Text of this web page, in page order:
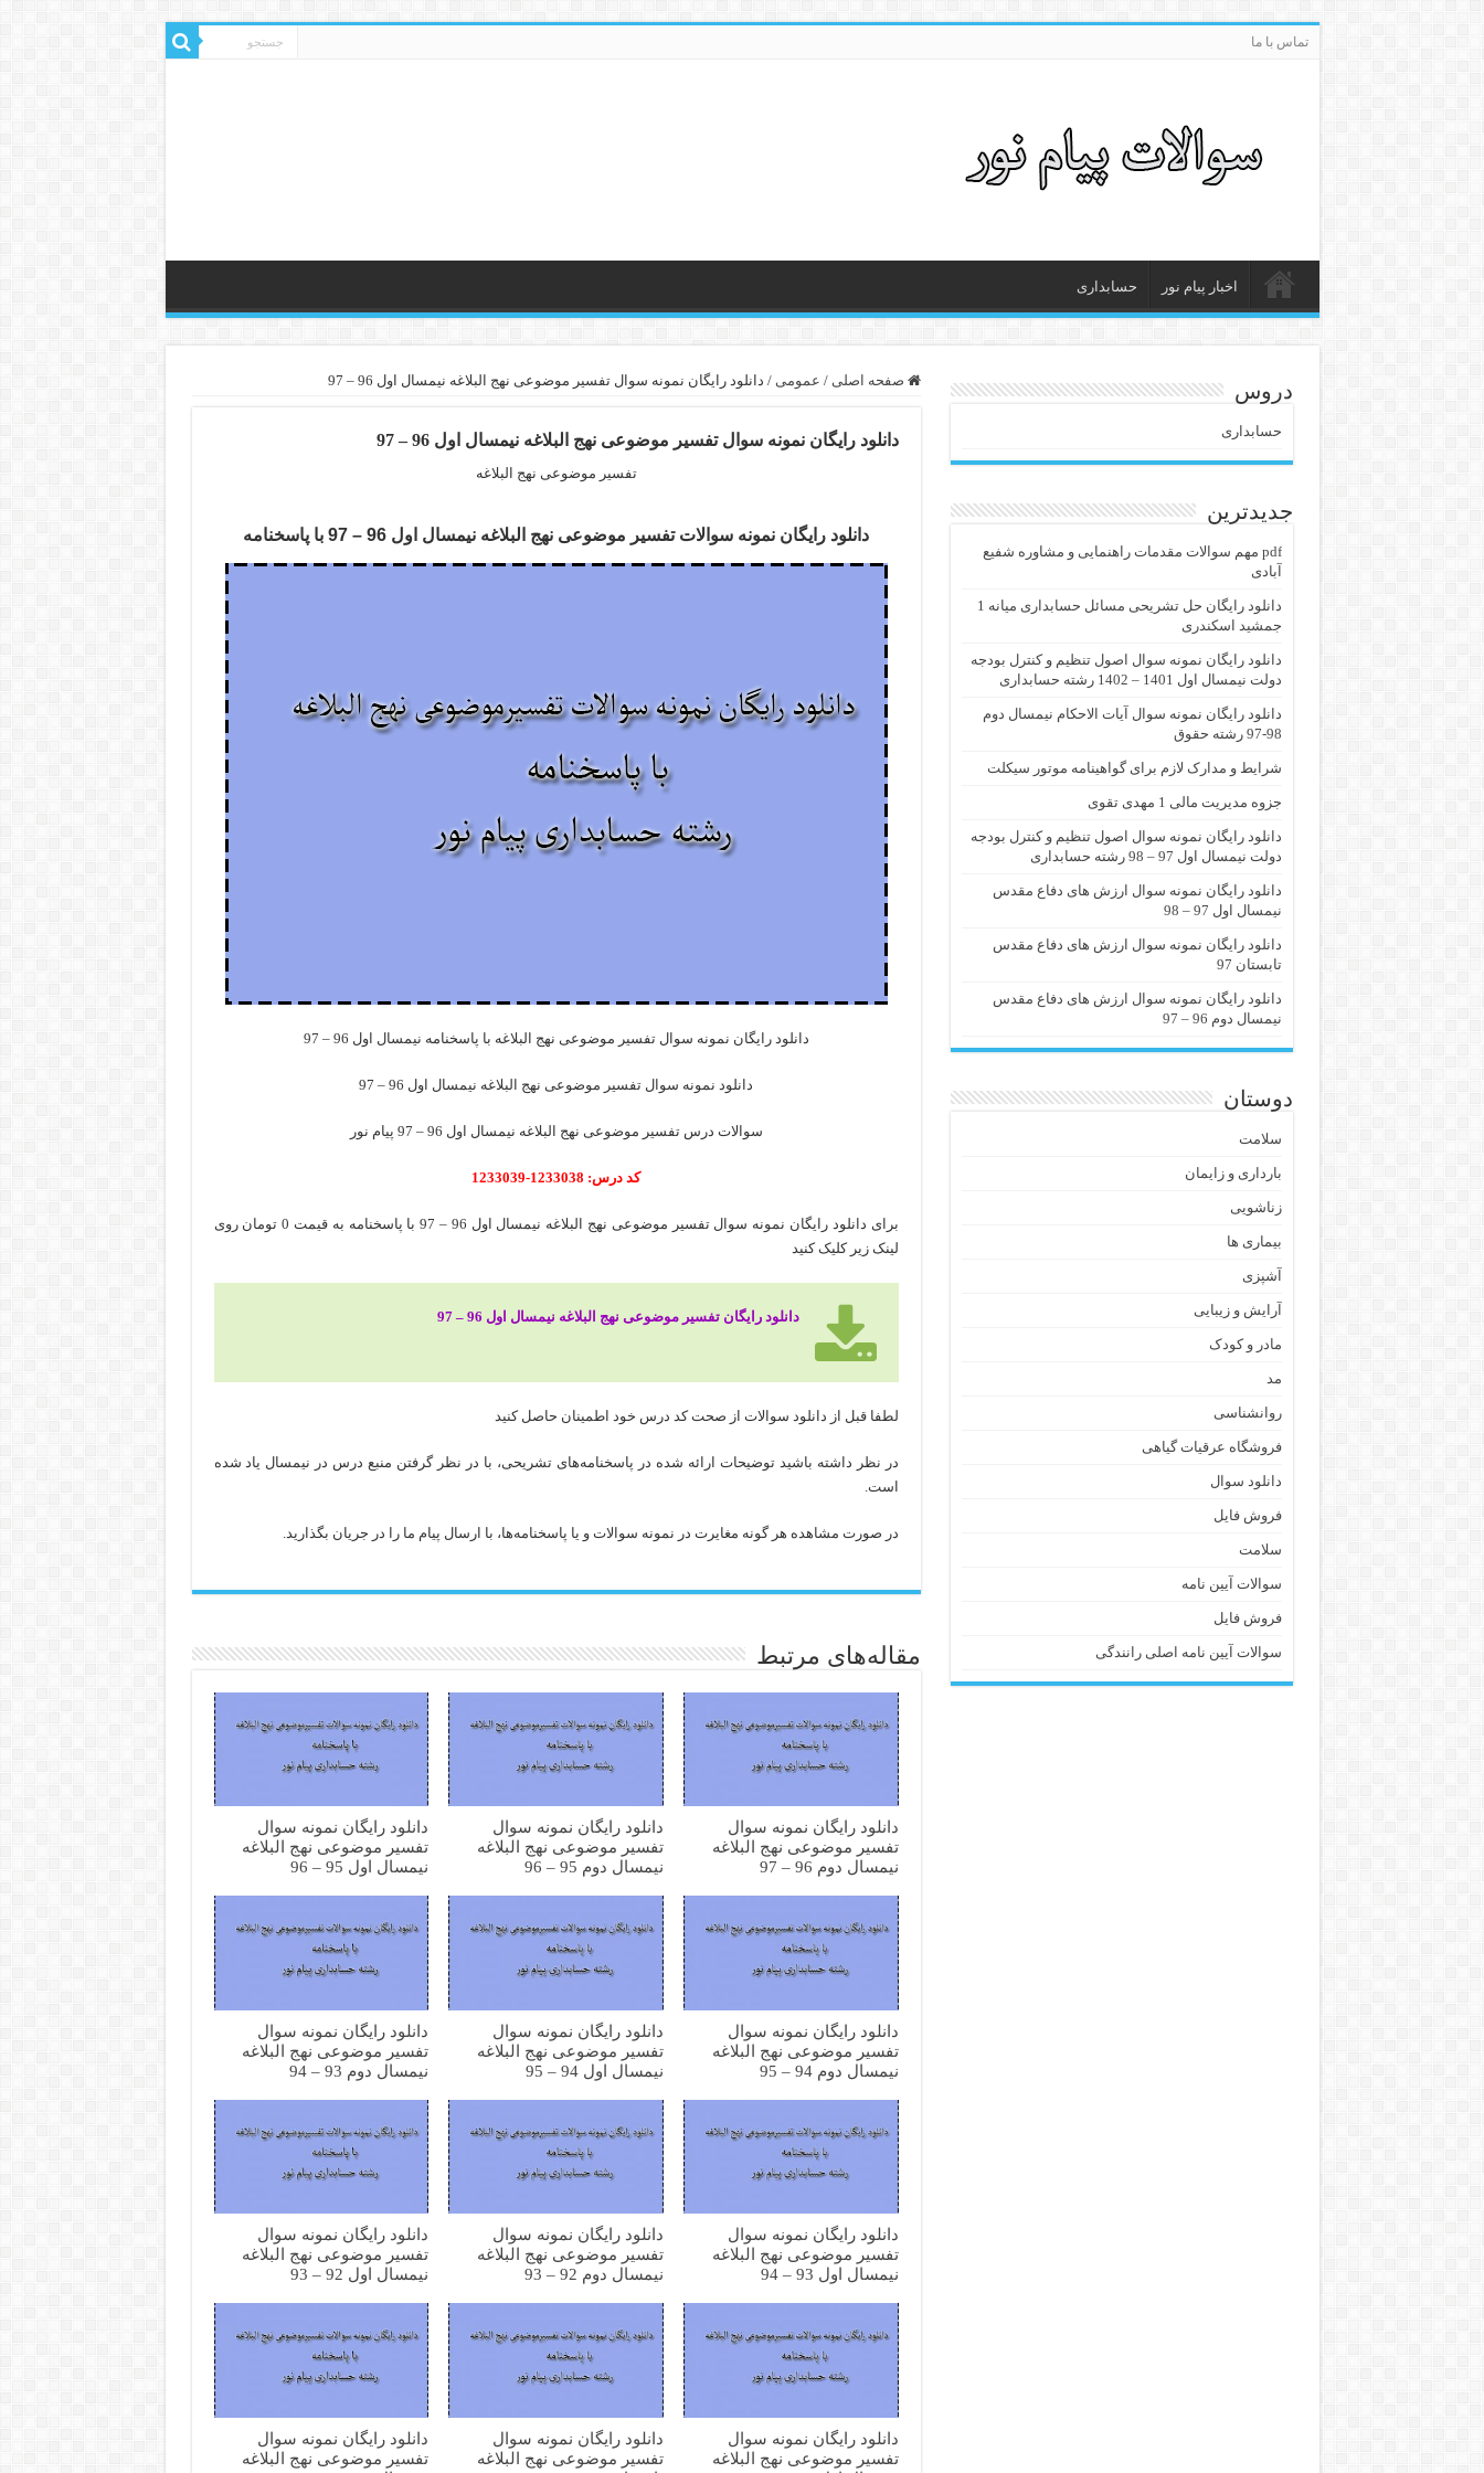
تماس با ما
اخبار پیام نور حسابداری
صفحه اصلی / عمومی / دانلود رایگان نمونه سوال تفسیر موضوعی نهج البلاغه نیمسال اول 96 – 97
دانلود رایگان نمونه سوال تفسیر موضوعی نهج البلاغه نیمسال اول 96 – 97
تفسیر موضوعی نهج البلاغه
دانلود رایگان نمونه سوالات تفسیر موضوعی نهج البلاغه نیمسال اول 96 – 97 با پاسخنامه
دانلود رایگان نمونه سوال تفسیر موضوعی نهج البلاغه با پاسخنامه نیمسال اول 96 – 97
دانلود نمونه سوال تفسیر موضوعی نهج البلاغه نیمسال اول 96 – 97
سوالات درس تفسیر موضوعی نهج البلاغه نیمسال اول 96 – 97 پیام نور
کد درس: 1233038-1233039
برای دانلود رایگان نمونه سوال تفسیر موضوعی نهج البلاغه نیمسال اول 96 – 97 با پاسخنامه به قیمت 0 تومان روی
لینک زیر کلیک کنید
دانلود رایگان تفسیر موضوعی نهج البلاغه نیمسال اول 96 – 97
لطفا قبل از دانلود سوالات از صحت کد درس خود اطمینان حاصل کنید
در نظر داشته باشید توضیحات ارائه شده در پاسخنامه‌های تشریحی، با در نظر گرفتن منبع درس در نیمسال یاد شده
است.
در صورت مشاهده هر گونه مغایرت در نمونه سوالات و یا پاسخنامه‌ها، با ارسال پیام ما را در جریان بگذارید.
مقاله‌های مرتبط
دانلود رایگان نمونه سوال
تفسیر موضوعی نهج البلاغه
نیمسال دوم 96 – 97
دانلود رایگان نمونه سوال
تفسیر موضوعی نهج البلاغه
نیمسال دوم 95 – 96
دانلود رایگان نمونه سوال
تفسیر موضوعی نهج البلاغه
نیمسال اول 95 – 96
دانلود رایگان نمونه سوال
تفسیر موضوعی نهج البلاغه
نیمسال دوم 94 – 95
دانلود رایگان نمونه سوال
تفسیر موضوعی نهج البلاغه
نیمسال اول 94 – 95
دانلود رایگان نمونه سوال
تفسیر موضوعی نهج البلاغه
نیمسال دوم 93 – 94
دانلود رایگان نمونه سوال
تفسیر موضوعی نهج البلاغه
نیمسال اول 93 – 94
دانلود رایگان نمونه سوال
تفسیر موضوعی نهج البلاغه
نیمسال دوم 92 – 93
دانلود رایگان نمونه سوال
تفسیر موضوعی نهج البلاغه
نیمسال اول 92 – 93
دانلود رایگان نمونه سوال
تفسیر موضوعی نهج البلاغه
دانلود رایگان نمونه سوال
تفسیر موضوعی نهج البلاغه
دانلود رایگان نمونه سوال
تفسیر موضوعی نهج البلاغه
دروس
حسابداری
جدیدترین
pdf مهم سوالات مقدمات راهنمایی و مشاوره شفیع
آبادی
دانلود رایگان حل تشریحی مسائل حسابداری میانه 1
جمشید اسکندری
دانلود رایگان نمونه سوال اصول تنظیم و کنترل بودجه
دولت نیمسال اول 1401 – 1402 رشته حسابداری
دانلود رایگان نمونه سوال آیات الاحکام نیمسال دوم
98-97 رشته حقوق
شرایط و مدارک لازم برای گواهینامه موتور سیکلت
جزوه مدیریت مالی 1 مهدی تقوی
دانلود رایگان نمونه سوال اصول تنظیم و کنترل بودجه
دولت نیمسال اول 97 – 98 رشته حسابداری
دانلود رایگان نمونه سوال ارزش های دفاع مقدس
نیمسال اول 97 – 98
دانلود رایگان نمونه سوال ارزش های دفاع مقدس
تابستان 97
دانلود رایگان نمونه سوال ارزش های دفاع مقدس
نیمسال دوم 96 – 97
دوستان
سلامت
بارداری و زایمان
زناشویی
بیماری ها
آشپزی
آرایش و زیبایی
مادر و کودک
مد
روانشناسی
فروشگاه عرقیات گیاهی
دانلود سوال
فروش فایل
سلامت
سوالات آیین نامه
فروش فایل
سوالات آیین نامه اصلی رانندگی